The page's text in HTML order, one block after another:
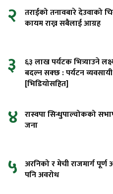
२
तराईको तनावबारे देउवाको
कायम राख्न सबैलाई आग्रह
३
६३ लाख पर्यटक भित्र्याउने
बदल्न सक्छ : पर्यटन
[भिडियोसहित]
४ रास्वपा सिन्धुपाल्चोकको
जना
५ अरनिको र मेची राजमार्ग
पनि अवरोध